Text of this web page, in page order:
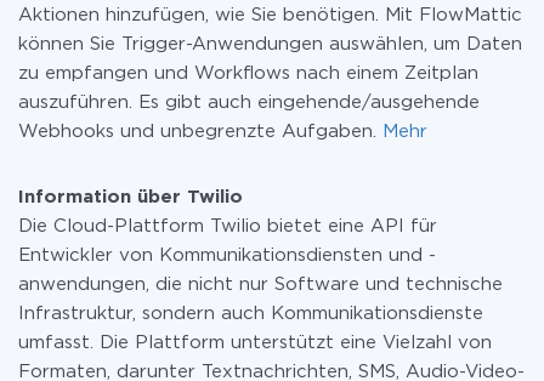
Aktionen hinzufügen, wie Sie benötigen. Mit FlowMattic
können Sie Trigger-Anwendungen auswählen, um Daten
zu empfangen und Workflows nach einem Zeitplan
auszuführen. Es gibt auch eingehende/ausgehende
Webhooks und unbegrenzte Aufgaben.
Mehr
Information über Twilio
Die Cloud-Plattform Twilio bietet eine API für
Entwickler von Kommunikationsdiensten und -
anwendungen, die nicht nur Software und technische
Infrastruktur, sondern auch Kommunikationsdienste
umfasst. Die Plattform unterstützt eine Vielzahl von
Formaten, darunter Textnachrichten, SMS, Audio-Video-